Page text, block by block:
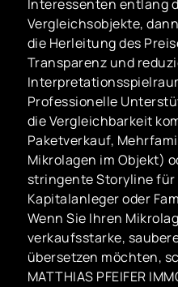
Interessenten entlang
Vergleichsobjekte,
die Herleitung des
Transparenz und
Professionelle
die Vergleichbarkeit
Paketverkauf,
Mikrolagen im Objekt)
stringente Storyline
Kapitalanleger oder
Wenn Sie Ihren
verkaufsstarke,
übersetzen möchten,
MATTHIAS PFEIFER